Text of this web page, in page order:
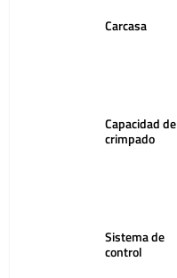
Carcasa
Capacidad de
crimpado
Sistema de
control